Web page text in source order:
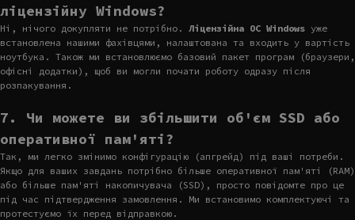
ліцензійну Windows?
Ні, нічого докупляти не потрібно. Ліцензійна ОС Windows уже
встановлена нашими фахівцями, налаштована та входить у вартість
ноутбука. Також ми встановлюємо базовий пакет програм (браузери,
офісні додатки), щоб ви могли почати роботу одразу після
розпакування.
7. Чи можете ви збільшити об'єм SSD або
оперативної пам'яті?
Так, ми легко змінимо конфігурацію (апгрейд) під ваші потреби.
Якщо для ваших завдань потрібно більше оперативної пам'яті (RAM)
або більше пам'яті накопичувача (SSD), просто повідомте про це
під час підтвердження замовлення. Ми встановимо комплектуючі та
протестуємо їх перед відправкою.